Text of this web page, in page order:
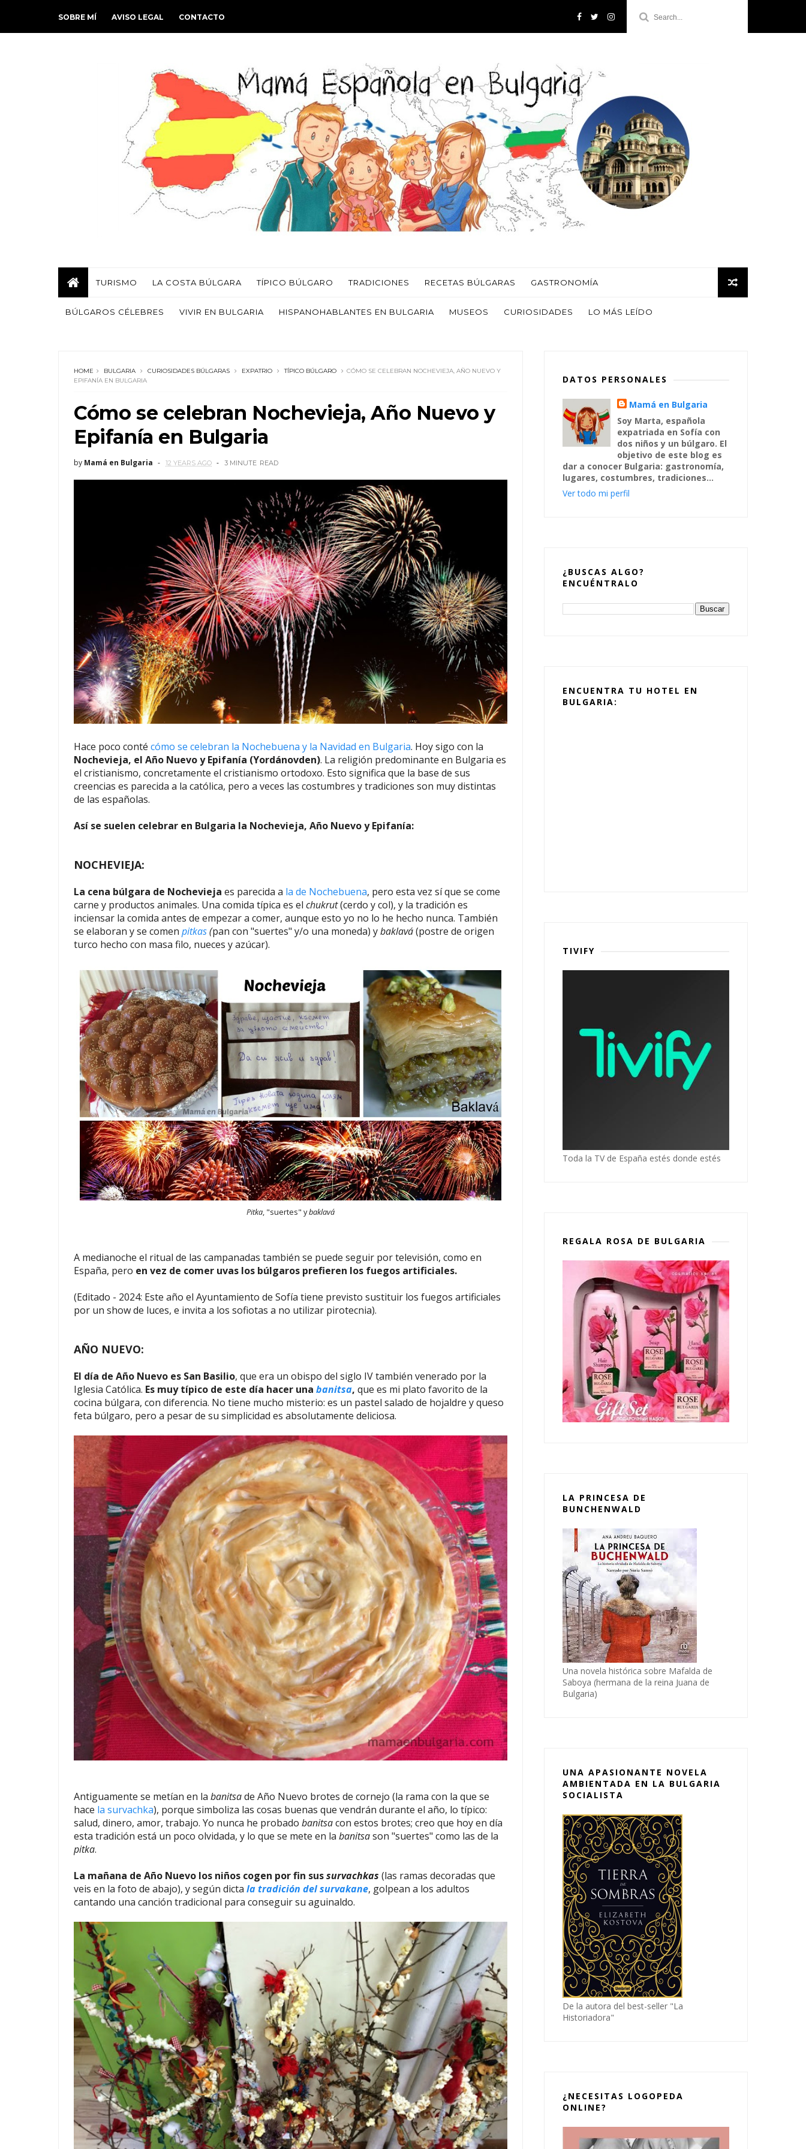
SOBRE MÍ AVISO LEGAL CONTACTO
TURISMO LA COSTA BÚLGARA TÍPICO BÚLGARO TRADICIONES RECETAS BÚLGARAS GASTRONOMÍA
BÚLGAROS CÉLEBRES VIVIR EN BULGARIA HISPANOHABLANTES EN BULGARIA MUSEOS CURIOSIDADES LO MÁS LEÍDO
HOME BULGARIA CURIOSIDADES BÚLGARAS EXPATRIO TÍPICO BÚLGARO
CÓMO SE CELEBRAN NOCHEVIEJA, AÑO NUEVO Y
EPIFANÍA EN BULGARIA
Cómo se celebran Nochevieja, Año Nuevo y
Epifanía en Bulgaria
by Mamá en Bulgaria 12 YEARS AGO 3 MINUTE READ
Hace poco conté cómo se celebran la Nochebuena y la Navidad en Bulgaria. Hoy sigo con la
Nochevieja, el Año Nuevo y Epifanía (Yordánovden). La religión predominante en Bulgaria es
el cristianismo, concretamente el cristianismo ortodoxo. Esto significa que la base de sus
creencias es parecida a la católica, pero a veces las costumbres y tradiciones son muy distintas
de las españolas.
Así se suelen celebrar en Bulgaria la Nochevieja, Año Nuevo y Epifanía:
NOCHEVIEJA:
La cena búlgara de Nochevieja es parecida a la de Nochebuena, pero esta vez sí que se come
carne y productos animales. Una comida típica es el chukrut(cerdo y col), y la tradición es
inciensar la comida antes de empezar a comer, aunque esto yo no lo he hecho nunca. También
se elaboran y se comen pitkas(pan con "suertes" y/o una moneda) ybaklavá(postre de origen
turco hecho con masa filo, nueces y azúcar).
Pitka, "suertes" ybaklavá
A medianoche el ritual de las campanadas también se puede seguir por televisión, como en
España, pero en vez de comer uvas los búlgaros prefieren los fuegos artificiales.
(Editado - 2024: Este año el Ayuntamiento de Sofía tiene previsto sustituir los fuegos artificiales
por un show de luces, e invita a los sofiotas a no utilizar pirotecnia).
AÑO NUEVO:
El día de Año Nuevo es San Basilio, que era un obispo del siglo IV también venerado por la
Iglesia Católica. Es muy típico de este día hacer una banitsa, que es mi plato favorito de la
cocina búlgara, con diferencia. No tiene mucho misterio: es un pastel salado de hojaldre y queso
feta búlgaro, pero a pesar de su simplicidad es absolutamente deliciosa.
Antiguamente se metían en la banitsade Año Nuevo brotes de cornejo (la rama con la que se
hace la survachka), porque simboliza las cosas buenas que vendrán durante el año, lo típico:
salud, dinero, amor, trabajo. Yo nunca he probado banitsacon estos brotes; creo que hoy en día
esta tradición está un poco olvidada, y lo que se mete en la banitsason "suertes" como las de la
pitka.
La mañana de Año Nuevo los niños cogen por fin sussurvachkas (las ramas decoradas que
veis en la foto de abajo), y según dicta la tradición del survakane, golpean a los adultos
cantando una canción tradicional para conseguir su aguinaldo.
DATOS PERSONALES
Mamá en Bulgaria
Soy Marta, española
expatriada en Sofía con
dos niños y un búlgaro. El
objetivo de este blog es
dar a conocer Bulgaria: gastronomía,
lugares, costumbres, tradiciones...
Ver todo mi perfil
¿BUSCAS ALGO?
ENCUÉNTRALO
ENCUENTRA TU HOTEL EN
BULGARIA:
TIVIFY
Toda la TV de España estés donde estés
REGALA ROSA DE BULGARIA
LA PRINCESA DE
BUNCHENWALD
Una novela histórica sobre Mafalda de
Saboya (hermana de la reina Juana de
Bulgaria)
UNA APASIONANTE NOVELA
AMBIENTADA EN LA BULGARIA
SOCIALISTA
De la autora del best-seller "La
Historiadora"
¿NECESITAS LOGOPEDA
ONLINE?